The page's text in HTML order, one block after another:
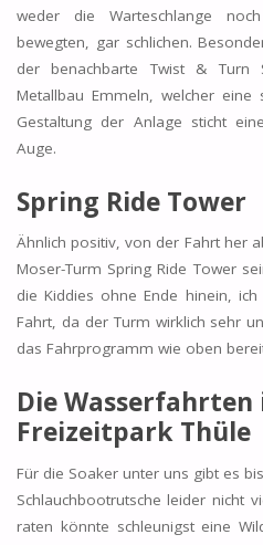
weder die Warteschlange
bewegten, gar schlichen.
der benachbarte Twist & Turn
Metallbau Emmeln, welcher
Gestaltung der Anlage sticht
Auge.
Spring Ride Tower
Ähnlich positiv, von der Fahrt her
Moser-Turm Spring Ride Tower
die Kiddies ohne Ende hinein,
Fahrt, da der Turm wirklich sehr
das Fahrprogramm wie oben
Die
Freizeitpark Thüle
Für die Soaker unter uns gibt es
Schlauchbootrutsche leider nicht
raten könnte schleunigst eine